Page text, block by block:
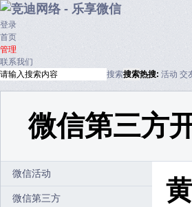
登录
首页
管理
联系我们
搜索搜索热搜: 活动 交
微信第三方
微信活动
微信第三方